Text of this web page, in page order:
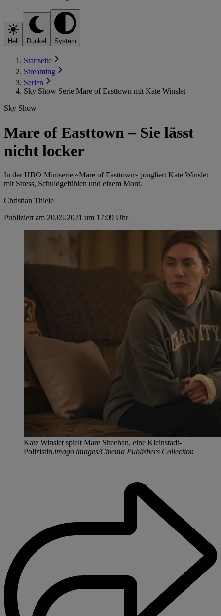
Hell Dunkel System
Startseite
Streaming
Serien
Sky Show Serie Mare of Easttown mit Kate Winslet
Sky Show
Mare of Easttown – Sie lässt
nicht locker
In der HBO-Miniserie «Mare of Easttown» jongliert Kate Winslet
mit Stress, Schuldgefühlen und einem Mord.
Christian Thiele
Publiziert am 20.05.2021 um 17:09 Uhr
Kate Winslet spielt Mare Sheehan, eine Kleinstadt-
Polizistin.imago images/Cinema Publishers Collection